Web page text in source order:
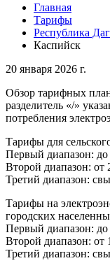
Главная
Тарифы
Республика
Каспийск
20 января 2026 г.
Обзор тарифных
разделитель «/»
потребления
Тарифы для
Первый диапазон: до
Второй диапазон: от
Третий диапазон:
Тарифы на
городских
Первый диапазон: до
Второй диапазон: от
Третий диапазон: